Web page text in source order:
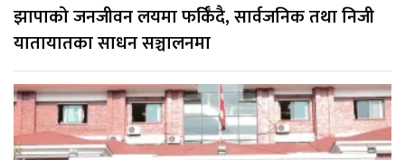
झापाको जनजीवन लयमा फर्किँदै, सार्वजनिक तथा निजी
यातायातका साधन सञ्चालनमा